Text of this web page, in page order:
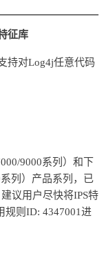
征库
持对Log4j任意代码
9000系列）和下
列）产品系列，已
议用户尽快将IPS特
规则ID: 4347001进